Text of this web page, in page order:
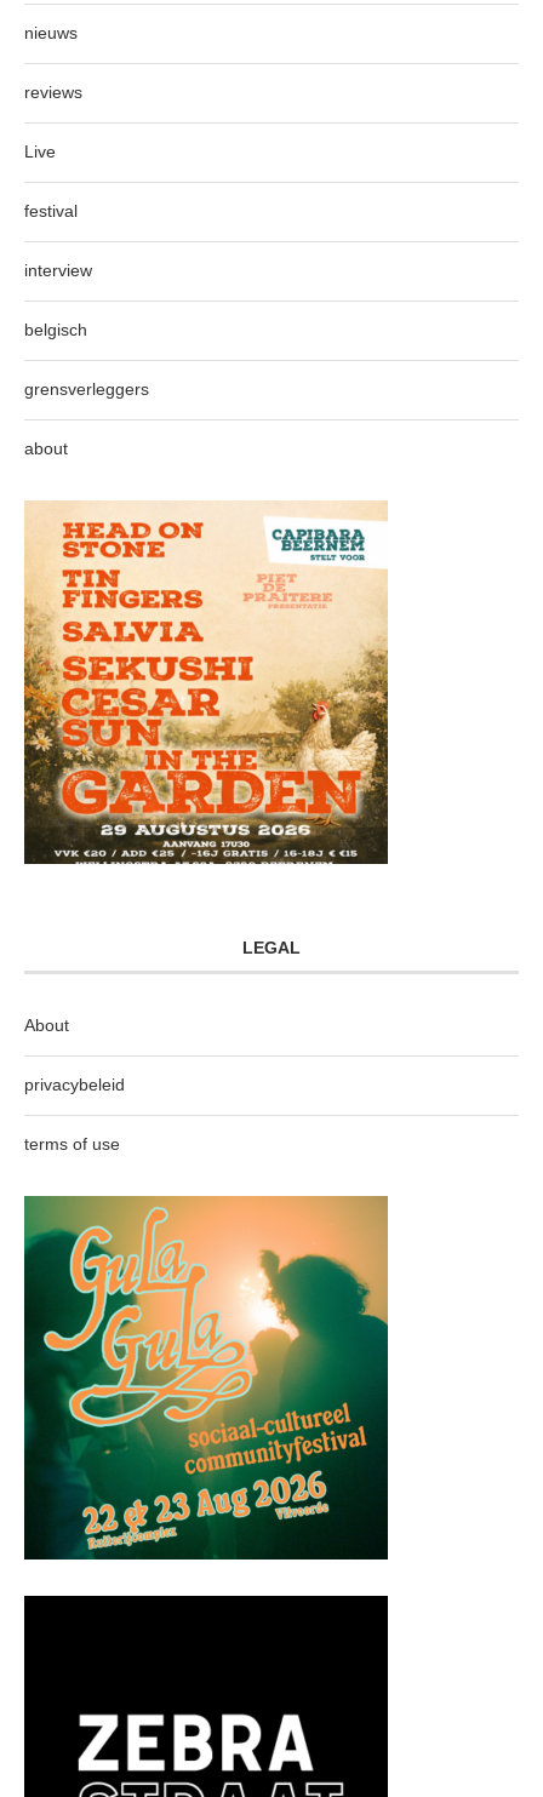
nieuws
reviews
Live
festival
interview
belgisch
grensverleggers
about
LEGAL
About
privacybeleid
terms of use